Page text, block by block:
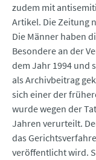
zudem mit
Artikel. Die Zeitung
Die Männer haben
Besondere an der
dem Jahr 1994 und
als Archivbeitrag
sich einer der
wurde wegen der
Jahren verurteilt.
das
veröffentlicht wird.